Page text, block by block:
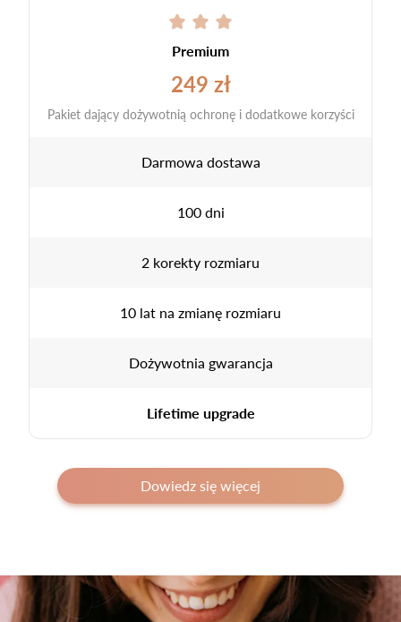
Premium
249 zł
Pakiet dający dożywotnią ochronę i dodatkowe korzyści
Darmowa dostawa
100 dni
2 korekty rozmiaru
10 lat na zmianę rozmiaru
Dożywotnia gwarancja
Lifetime upgrade
Dowiedz się więcej